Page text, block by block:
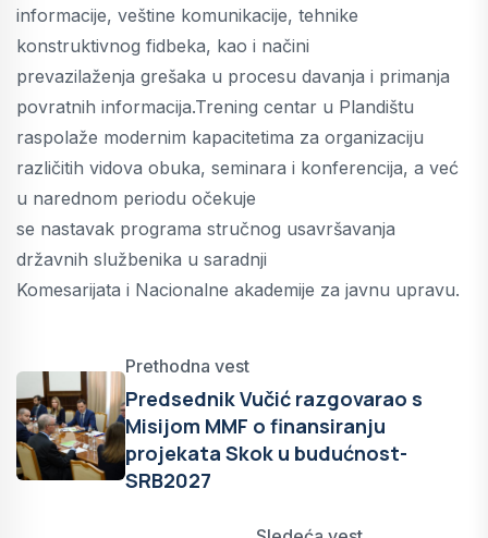
informacije, veštine komunikacije, tehnike
konstruktivnog fidbeka, kao i načini
prevazilaženja grešaka u procesu davanja i primanja
povratnih informacija.Trening centar u Plandištu
raspolaže modernim kapacitetima za organizaciju
različitih vidova obuka, seminara i konferencija, a već
u narednom periodu očekuje
se nastavak programa stručnog usavršavanja
državnih službenika u saradnji
Komesarijata i Nacionalne akademije za javnu upravu.
Prethodna vest
Predsednik Vučić razgovarao s
Misijom MMF o finansiranju
projekata Skok u budućnost-
SRB2027